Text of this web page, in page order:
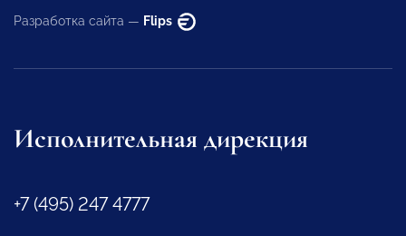
Разработка сайта — Flips
Исполнительная дирекция
+7 (495) 247 4777